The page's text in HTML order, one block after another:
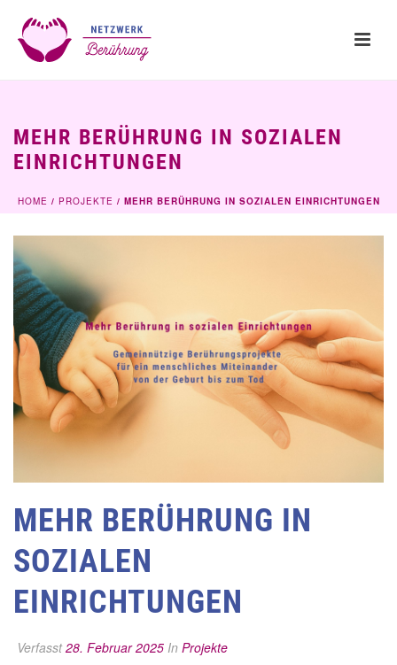
MEHR BERÜHRUNG IN SOZIALEN
EINRICHTUNGEN
HOME / PROJEKTE / MEHR BERÜHRUNG IN SOZIALEN EINRICHTUNGEN
MEHR BERÜHRUNG IN
SOZIALEN
EINRICHTUNGEN
Verfasst28. Februar 2025 In Projekte